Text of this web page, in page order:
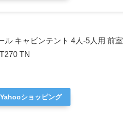
ル キャビンテント 4人-5人用 前室
TN
Yahooショッピング